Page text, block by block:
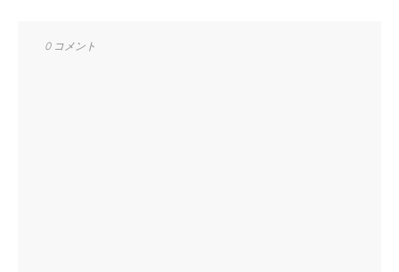
0 コメント